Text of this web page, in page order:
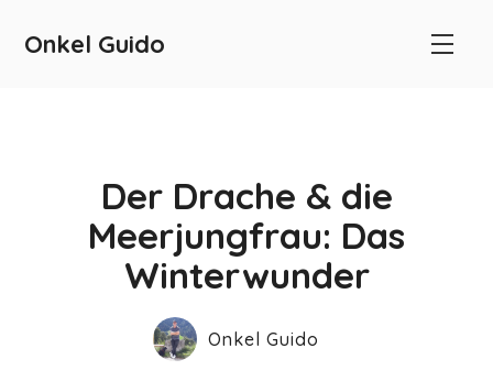
Onkel Guido
Der Drache & die
Meerjungfrau: Das
Winterwunder
Onkel Guido